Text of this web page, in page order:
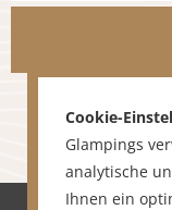
Cookie-
Glampings
analytische
Ihnen ein